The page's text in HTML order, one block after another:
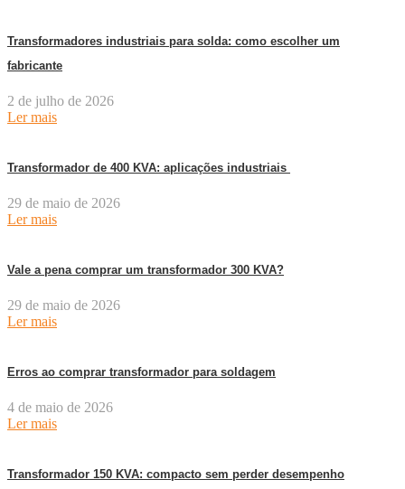
Transformadores industriais para solda: como escolher um
fabricante
2 de julho de 2026
Ler mais
Transformador de 400 KVA: aplicações industriais
29 de maio de 2026
Ler mais
Vale a pena comprar um transformador 300 KVA?
29 de maio de 2026
Ler mais
Erros ao comprar transformador para soldagem
4 de maio de 2026
Ler mais
Transformador 150 KVA: compacto sem perder desempenho